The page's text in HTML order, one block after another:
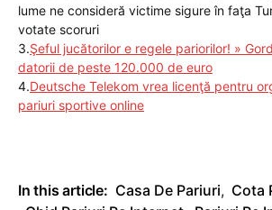
lume ne consideră victime sigure în faţa
votate scoruri
3.Şeful jucătorilor e regele pariorilor! »
datorii de peste 120.000 de euro
4.Deutsche Telekom vrea licenţă pentru
pariuri sportive online
In this article: Casa De Pariuri, Cota